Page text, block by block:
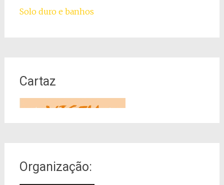
Solo duro e banhos
Cartaz
Organização: